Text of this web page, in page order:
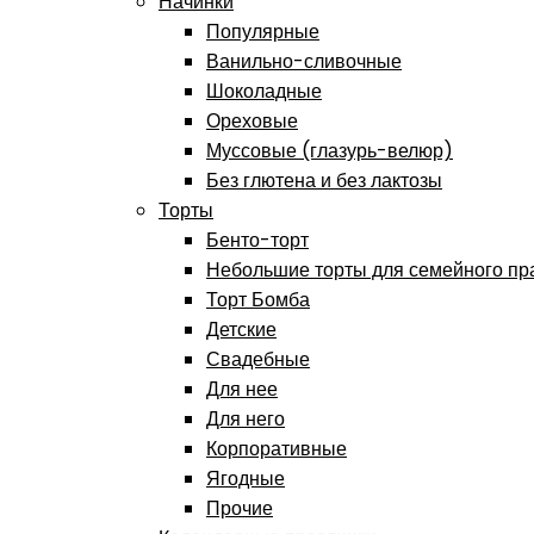
Популярные
Ванильно-сливочные
Шоколадные
Ореховые
Муссовые (глазурь-велюр)
Без глютена и без лактозы
Торты
Бенто-торт
Небольшие торты для семейного
Торт Бомба
Детские
Свадебные
Для нее
Для него
Корпоративные
Ягодные
Прочие